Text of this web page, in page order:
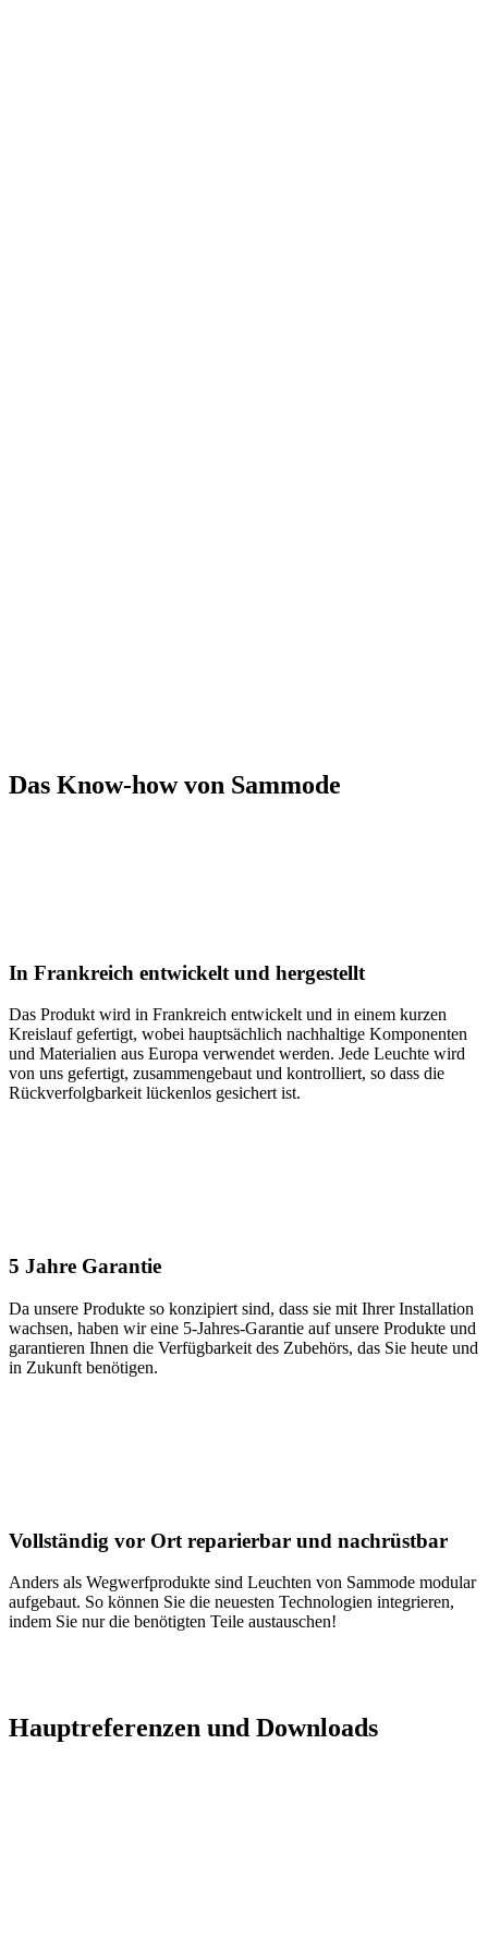
Das Know-how von Sammode
In Frankreich entwickelt und hergestellt
Das Produkt wird in Frankreich entwickelt und in einem kurzen
Kreislauf gefertigt, wobei hauptsächlich nachhaltige Komponenten
und Materialien aus Europa verwendet werden. Jede Leuchte wird
von uns gefertigt, zusammengebaut und kontrolliert, so dass die
Rückverfolgbarkeit lückenlos gesichert ist.
5 Jahre Garantie
Da unsere Produkte so konzipiert sind, dass sie mit Ihrer Installation
wachsen, haben wir eine 5-Jahres-Garantie auf unsere Produkte und
garantieren Ihnen die Verfügbarkeit des Zubehörs, das Sie heute und
in Zukunft benötigen.
Vollständig vor Ort reparierbar und nachrüstbar
Anders als Wegwerfprodukte sind Leuchten von Sammode modular
aufgebaut. So können Sie die neuesten Technologien integrieren,
indem Sie nur die benötigten Teile austauschen!
Hauptreferenzen und Downloads